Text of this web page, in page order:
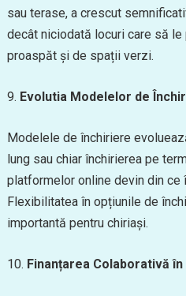
sau terase, a crescut
decât niciodată locuri care să
proaspăt și de spații verzi.
9. Evolutia Modelelor de
Modelele de închiriere
lung sau chiar închirierea pe
platformelor online devin din ce
Flexibilitatea în opțiunile de
importantă pentru chiriași.
10. Finanțarea Colaborativă